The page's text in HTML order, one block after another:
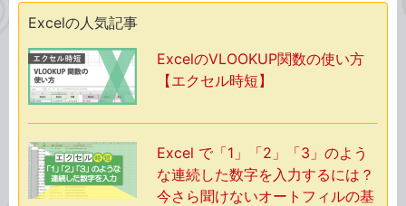
Excelの人気記事
ExcelのVLOOKUP関数の使い方
【エクセル時短】
Excel で「1」「2」「3」のよう
な連続した数字を入力するには？
今さら聞けないオートフィルの基